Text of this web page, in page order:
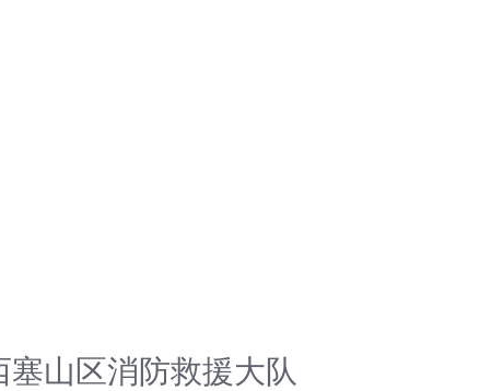
塞山区消防救援大队